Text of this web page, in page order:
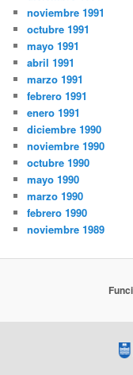
noviembre 1991
octubre 1991
mayo 1991
abril 1991
marzo 1991
febrero 1991
enero 1991
diciembre 1990
noviembre 1990
octubre 1990
mayo 1990
marzo 1990
febrero 1990
noviembre 1989